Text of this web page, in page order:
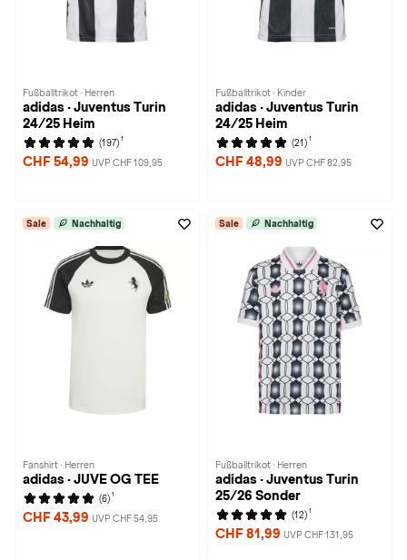
Fußballtrikot · Herren
adidas · Juventus Turin
24/25 Heim
(197) 1
CHF 54,99 UVP CHF 109,95
Fußballtrikot · Kinder
adidas · Juventus Turin
24/25 Heim
(21) 1
CHF 48,99 UVP CHF 82,95
Sale Nachhaltig
Fanshirt · Herren
adidas · JUVE OG TEE
(6) 1
CHF 43,99 UVP CHF 54,95
Sale Nachhaltig
Fußballtrikot · Herren
adidas · Juventus Turin
25/26 Sonder
(12) 1
CHF 81,99 UVP CHF 131,95